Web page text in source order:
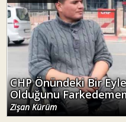
CHP Önündeki Bir
Olduğunu
Zişan Kürüm